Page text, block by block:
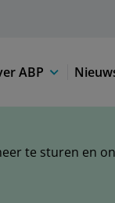
ABP
te sturen en